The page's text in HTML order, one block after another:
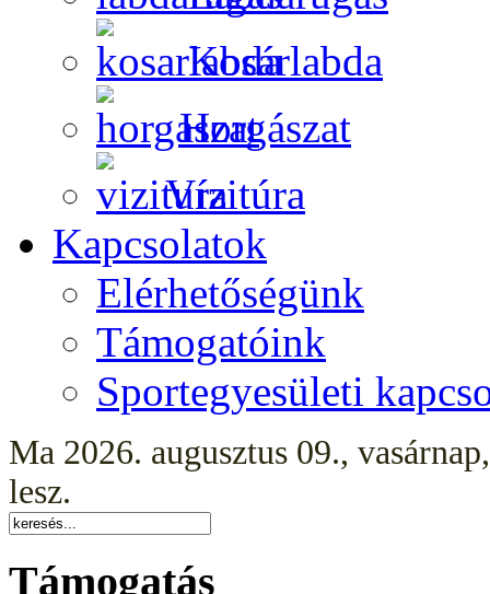
Kosárlabda
Horgászat
Vízitúra
Kapcsolatok
Elérhetőségünk
Támogatóink
Sportegyesületi
Ma 2026. augusztus 09.,
lesz.
Támogatás